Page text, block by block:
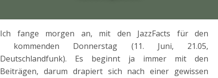
Ich fange morgen an, mit den JazzFacts für den
kommenden Donnerstag (11. Juni, 21.05,
Deutschlandfunk). Es beginnt ja immer mit den
Beiträgen, darum drapiert sich nach einer gewissen